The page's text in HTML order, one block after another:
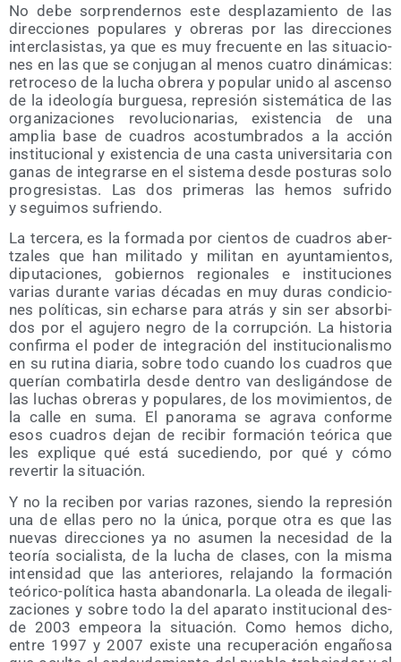
No debe sor­pren­der­nos este des­pla­za­mien­to de las
direc­cio­nes popu­la­res y obre­ras por las direc­cio­nes
inter­cla­sis­tas, ya que es muy fre­cuen­te en las situa­cio­
nes en las que se con­ju­gan al menos cua­tro diná­mi­cas:
retro­ce­so de la lucha obre­ra y popu­lar uni­do al ascen­so
de la ideo­lo­gía bur­gue­sa, repre­sión sis­te­má­ti­ca de las
orga­ni­za­cio­nes revo­lu­cio­na­rias, exis­ten­cia de una
amplia base de cua­dros acos­tum­bra­dos a la acción
ins­ti­tu­cio­nal y exis­ten­cia de una cas­ta uni­ver­si­ta­ria con
ganas de inte­grar­se en el sis­te­ma des­de pos­tu­ras solo
pro­gre­sis­tas. Las dos pri­me­ras las hemos sufri­do
y segui­mos sufriendo.
La ter­ce­ra, es la for­ma­da por cien­tos de cua­dros aber­
tza­les que han mili­ta­do y mili­tan en ayun­ta­mien­tos,
dipu­tacio­nes, gobier­nos regio­na­les e ins­ti­tu­cio­nes
varias duran­te varias déca­das en muy duras con­di­cio­
nes polí­ti­cas, sin echar­se para atrás y sin ser absor­bi­
dos por el agu­je­ro negro de la corrup­ción. La his­to­ria
con­fir­ma el poder de inte­gra­ción del ins­ti­tu­cio­na­lis­mo
en su ruti­na dia­ria, sobre todo cuan­do los cua­dros que
que­rían com­ba­tir­la des­de den­tro van des­li­gán­do­se de
las luchas obre­ras y popu­la­res, de los movi­mien­tos, de
la calle en suma. El pano­ra­ma se agra­va con­for­me
esos cua­dros dejan de reci­bir for­ma­ción teó­ri­ca que
les expli­que qué está suce­dien­do, por qué y cómo
rever­tir la situación.
Y no la reci­ben por varias razo­nes, sien­do la repre­sión
una de ellas pero no la úni­ca, por­que otra es que las
nue­vas direc­cio­nes ya no asu­men la nece­si­dad de la
teo­ría socia­lis­ta, de la lucha de cla­ses, con la mis­ma
inten­si­dad que las ante­rio­res, rela­jan­do la for­ma­ción
teó­ri­co-polí­ti­ca has­ta aban­do­nar­la. La olea­da de ile­ga­li­
za­cio­nes y sobre todo la del apa­ra­to ins­ti­tu­cio­nal des­
de 2003 empeo­ra la situa­ción. Como hemos dicho,
entre 1997 y 2007 exis­te una recu­pe­ra­ción enga­ño­sa